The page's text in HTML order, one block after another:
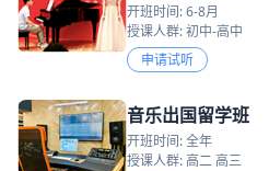
开班时间: 6-8月
授课人群: 初中-高中
申请试听
音乐出国留学班
开班时间: 全年
授课人群: 高二 高三